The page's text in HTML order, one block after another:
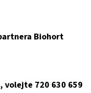
Biohort
volejte 720 630 659